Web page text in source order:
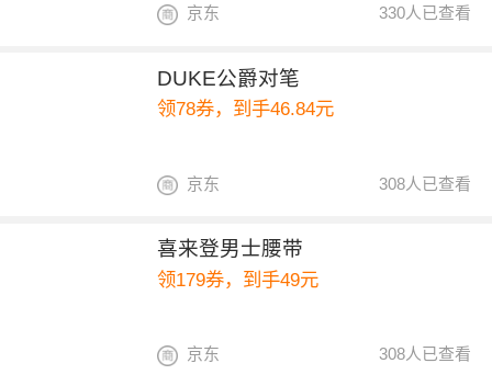
330人已查看
京东
DUKE公爵对笔
领78券，到手46.84元
308人已查看
京东
喜来登男士腰带
领179券，到手49元
308人已查看
京东